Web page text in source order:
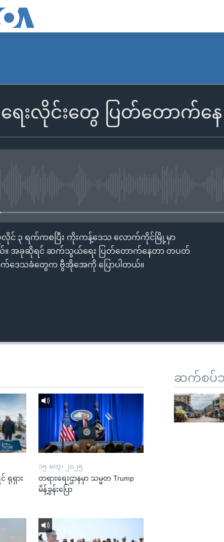
လိုင်းတွေ ပြတ်တောက်နေ
င် ၃ ရက်ကစပြီး ကိုးကန့်ဒေသ လောက်ကိုင်မြို့မှာ
။ အခုဆိုရင် ဆက်သွယ်ရေး ပြတ်တောက်နေတာ တပတ်
ာက်ဒေသခံတွေက ဗွီအိုအေကို ပြောပါတယ်။
ဆက်စပ်သ
ရုရှား
၁၅ မတ္၊ ၂၀၂၅
တရားရေးဌာနမှာ သမ္မတ Trump
မိန့်ခွန်းပြော